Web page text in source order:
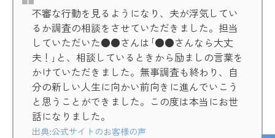
不審な行動を見るようになり、夫が浮気してい
るか調査の相談をさせていただきました。担当
していただいた●●さんは｢●●さんなら大丈
夫！｣と、相談しているときから励ましの言葉を
かけていただきました。無事調査も終わり、自
分の新しい人生に向かい前向きに進んでいこう
と思うことができました。この度は本当にお世
話になりました。
出典:公式サイトのお客様の声